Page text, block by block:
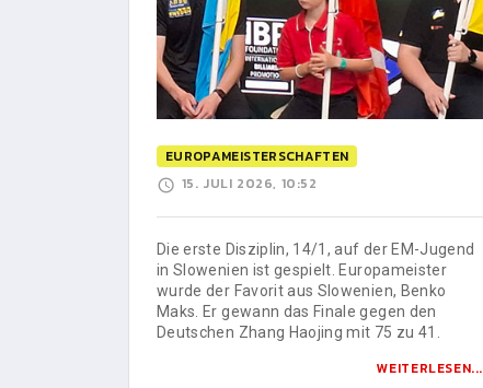
EUROPAMEISTERSCHAFTEN
15. JULI 2026, 10:52
Die erste Disziplin, 14/1, auf der EM-Jugend
in Slowenien ist gespielt. Europameister
wurde der Favorit aus Slowenien, Benko
Maks. Er gewann das Finale gegen den
Deutschen Zhang Haojing mit 75 zu 41.
WEITERLESEN...